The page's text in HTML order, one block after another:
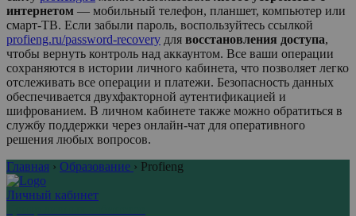
интернетом — мобильный телефон, планшет, компьютер или
смарт-ТВ. Если забыли пароль, воспользуйтесь ссылкой
profieng.ru/password-recovery для восстановления доступа,
чтобы вернуть контроль над аккаунтом. Все ваши операции
сохраняются в истории личного кабинета, что позволяет легко
отслеживать все операции и платежи. Безопасность данных
обеспечивается двухфакторной аутентификацией и
шифрованием. В личном кабинете также можно обратиться в
службу поддержки через онлайн-чат для оперативного
решения любых вопросов.
Главная › Образование › Profieng
Личный кабинет